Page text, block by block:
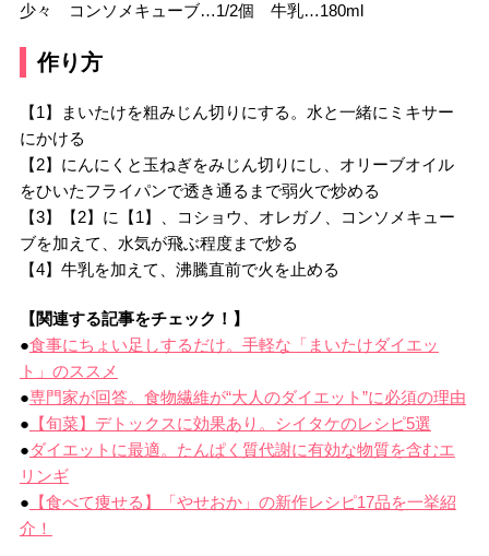
少々 コンソメキューブ…1/2個 牛乳…180ml
作り方
【1】まいたけを粗みじん切りにする。水と一緒にミキサー
にかける
【2】にんにくと玉ねぎをみじん切りにし、オリーブオイル
をひいたフライパンで透き通るまで弱火で炒める
【3】【2】に【1】、コショウ、オレガノ、コンソメキュー
ブを加えて、水気が飛ぶ程度まで炒る
【4】牛乳を加えて、沸騰直前で火を止める
【関連する記事をチェック！】
●食事にちょい足しするだけ。手軽な「まいたけダイエッ
ト」のススメ
●専門家が回答。食物繊維が“大人のダイエット”に必須の理由
● 【旬菜】デトックスに効果あり。シイタケのレシピ5選
●ダイエットに最適。たんぱく質代謝に有効な物質を含むエ
リンギ
● 【食べて痩せる】「やせおか」の新作レシピ17品を一挙紹
介！